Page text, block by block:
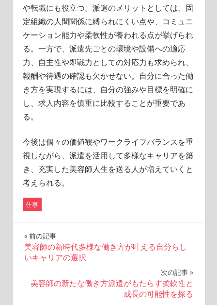
や転職にも役立つ。派遣のメリットとしては、固
定組織の人間関係に縛られにくい点や、コミュニ
ケーション能力や柔軟性が養われる点が挙げられ
る。一方で、派遣先ごとの環境や設備への適応
力、自主性や即戦力としての対応力も求められ、
報酬や待遇の確認も欠かせない。自分に合った働
き方を実現するには、自分の強みや目標を明確に
し、求人内容を慎重に比較することが重要であ
る。
今後は個々の価値観やワークライフバランスを重
視しながら、派遣を活用して多様なキャリアを築
き、充実した美容師人生を送る人が増えていくと
考えられる。
仕事
投
稿
ナ
前の記事
美容師の新時代多様な働き方が叶える自分らし
いキャリアの選択
次の記事
美容師の新たな働き方派遣がもたらす柔軟性と
成長の可能性を探る